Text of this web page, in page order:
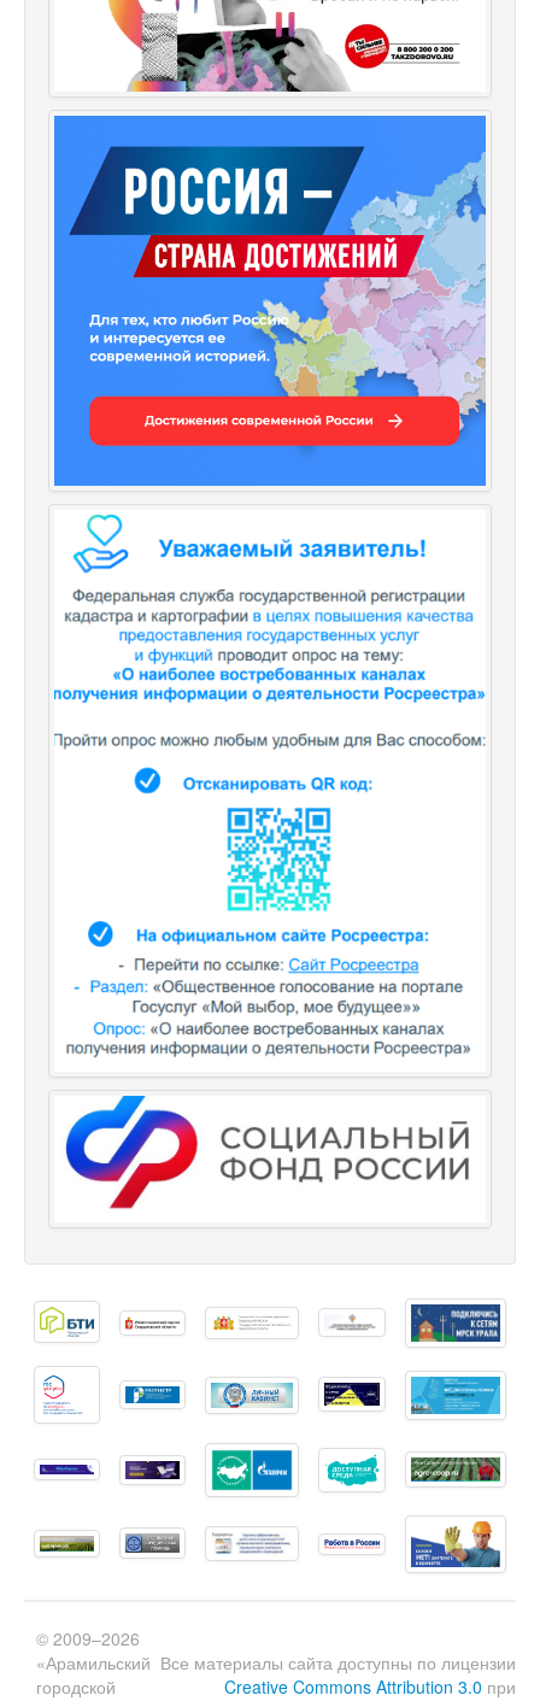
Все материалы сайта доступны по лицензии
Creative Commons Attribution 3.0 при
© 2009–2026
«Арамильский
городской